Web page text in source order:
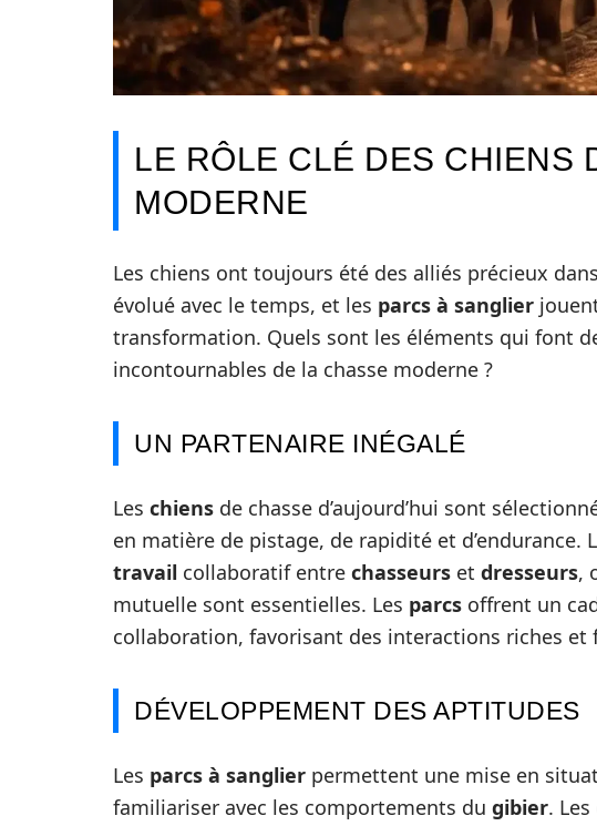
LE RÔLE CLÉ DES CHIENS
MODERNE
Les chiens ont toujours été des alliés précieux
évolué avec le temps, et les parcs à sanglier
transformation. Quels sont les éléments qui font
incontournables de la chasse moderne ?
UN PARTENAIRE INÉGALÉ
Les chiens de chasse d’aujourd’hui sont
en matière de pistage, de rapidité et d’endurance.
travail collaboratif entre chasseurs et dresseurs,
mutuelle sont essentielles. Les parcs offrent un
collaboration, favorisant des interactions riches et
DÉVELOPPEMENT DES APTITUDES
Les parcs à sanglier permettent une mise en
familiariser avec les comportements du gibier.